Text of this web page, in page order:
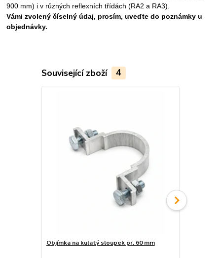
900 mm) i v různých reflexních třídách (RA2 a RA3).
Vámi zvolený číselný údaj, prosím, uveďte do poznámky u
objednávky.
Související zboží 4
Objímka na kulatý sloupek pr. 60 mm